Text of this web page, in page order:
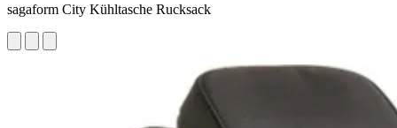
sagaform City Kühltasche Rucksack